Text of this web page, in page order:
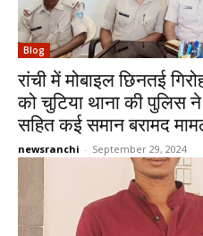
Blog
रांची में मोबाइल छिनतई
को चुटिया थाना की पुलिस
सहित कई समान बरामद
newsranchi - September 29, 2024